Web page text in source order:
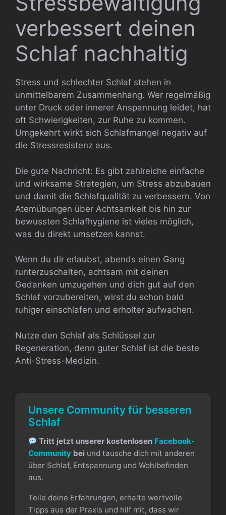
verbessert deinen
Schlaf nachhaltig
Stress und schlechter Schlaf stehen in
unmittelbarem Zusammenhang. Wer regelmäßig
unter Druck oder innerer Anspannung leidet, hat
oft Schwierigkeiten, zur Ruhe zu kommen.
Umgekehrt wirkt sich Schlafmangel negativ auf
die Stressresistenz aus.
Die gute Nachricht: Es gibt zahlreiche einfache
und wirksame Strategien, um Stress abzubauen
und damit die Schlafqualität zu verbessern. Von
Atemübungen über Achtsamkeit bis hin zur
bewussten Schlafhygiene ist vieles möglich,
was du direkt umsetzen kannst.
Wenn du dir erlaubst, abends einen Gang
runterzuschalten, achtsam mit deinen
Gedanken umzugehen und dich gut auf den
Schlaf vorzubereiten, wirst du schon bald
ruhiger einschlafen und erholter aufwachen.
Nutze den Schlaf als Schlüssel zur
Regeneration, denn guter Schlaf ist die beste
Anti-Stress-Medizin.
Unsere Community für besseren
Schlaf
Tritt jetzt unserer kostenlosen Facebook-
Communitybeiund tausche dich mit anderen
über Schlaf, Entspannung und Wohlbefinden
aus.
Teile deine Erfahrungen, erhalte wertvolle
Tipps aus der Praxis und hilf mit, dass wir